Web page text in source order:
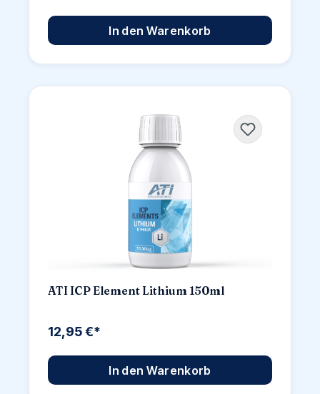
In den Warenkorb
ATI ICP Element Lithium 150ml
12,95 €*
In den Warenkorb